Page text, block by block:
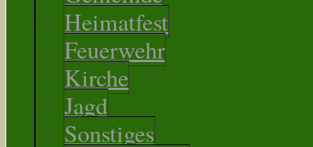
Heimatfest
Feuerwehr
Kirche
Jagd
Sonstiges